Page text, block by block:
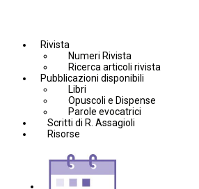
Rivista
Numeri Rivista
Ricerca articoli rivista
Pubblicazioni disponibili
Libri
Opuscoli e Dispense
Parole evocatrici
Scritti di R. Assagioli
Risorse